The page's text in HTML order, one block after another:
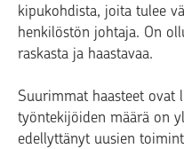
kipukohdista, joita tulee
henkilöstön johtaja. On
raskasta ja haastavaa.
Suurimmat haasteet ovat
työntekijöiden määrä on
edellyttänyt uusien